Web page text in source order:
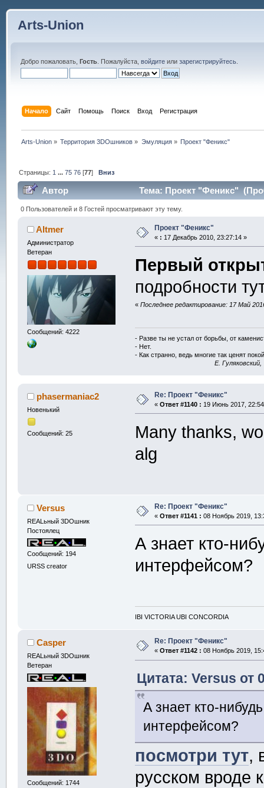
Arts-Union
Добро пожаловать, Гость. Пожалуйста, войдитеили зарегистрируйтесь.
Начало Сайт Помощь Поиск Вход Регистрация
Arts-Union » Территория 3DOшников » Эмуляция» Проект "Феникс"
Страницы: 1 ...75 76 [77]Вниз
Автор Тема: Проект "Феникс"
0 Пользователей и 8 Гостей просматривают эту тему.
Altmer
Администратор
Ветеран
Сообщений: 4222
Проект "Феникс"
« : 17 Декабрь 2010, 23:27:14 »
Первый
подробности
«Последнее редактирование: 17 Май
- Разве ты не устал от борьбы, от
- Нет.
- Как странно, ведь многие так ценят
E.
phasermaniac2
Новенький
Сообщений: 25
Re: Проект "Феникс"
« Ответ #1140 : 19 Июнь 2017,
Many thanks,
alg
Versus
REALьный 3DOшник
Постоялец
Сообщений: 194
URSS creator
Re: Проект "Феникс"
« Ответ #1141 : 08 Ноябрь 2019,
А знает кто-
интерфейсом?
IBI VICTORIA UBI CONCORDIA
Casper
REALьный 3DOшник
Ветеран
Сообщений: 1744
Re: Проект "Феникс"
« Ответ #1142 : 08 Ноябрь 2019,
Цитата: Versus от
А знает кто-
интерфейсом?
посмотри тут,
русском